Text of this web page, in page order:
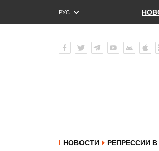
РУС
ENG
НОВОСТИ РЕПРЕССИИ